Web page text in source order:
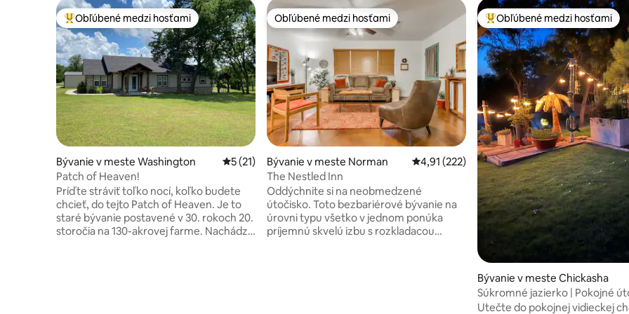
Najobľúbenejšie medzi hosťami
Obľúbené medzi hosťami
Bývanie v meste Washington Priemerné ohodnotenie 5 z 5, počet hodnotení: 21
5 (21)
Patch of Heaven!
Príďte stráviť toľko nocí, koľko budete
chcieť, do tejto Patch of Heaven. Je to
staré bývanie postavené v 30. rokoch 20.
storočia na 130-akrovej farme. Nachádza
Obľúbené medzi hosťami
Obľúbené medzi hosťami
Bývanie v meste Norman Priemerné ohodnotenie 4,91 z 5, počet
4,91 (222)
The Nestled Inn
Oddýchnite si na neobmedzené
útočisko. Toto bezbariérové bývanie na
úrovni typu všetko v jednom ponúka
príjemnú skvelú izbu s rozkladacou
Najobľúbenejšie medzi hosťami
Obľúbené medzi hosťami
Bývanie v meste Chickasha
Súkromné jazierko | Pokojné
Vhodné pre psov
Utečte do pokojnej vidieckej